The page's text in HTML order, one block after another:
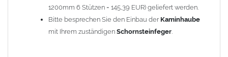
1200mm 6 Stützen = 145,39 EUR) geliefert werden.
Bitte besprechen Sie den Einbau der Kaminhaube
mit Ihrem zuständigen Schornsteinfeger.